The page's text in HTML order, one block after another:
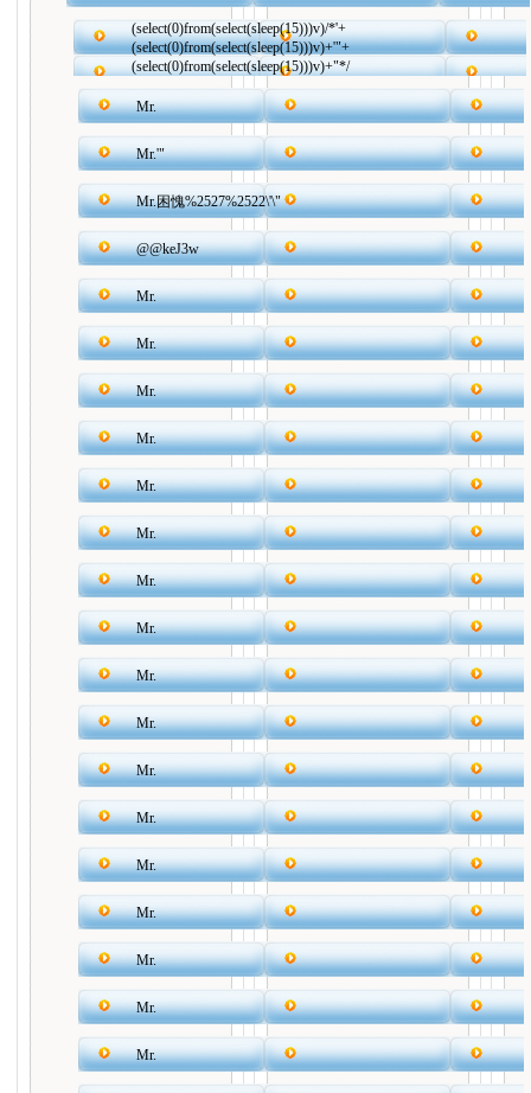
(select(0)from(select(sleep(15)))v)/*'+
(select(0)from(select(sleep(15)))v)+'"+
(select(0)from(select(sleep(15)))v)+"*/
Mr.
Mr.'"
Mr.困愧%2527%2522\'\"
@@keJ3w
Mr.
Mr.
Mr.
Mr.
Mr.
Mr.
Mr.
Mr.
Mr.
Mr.
Mr.
Mr.
Mr.
Mr.
Mr.
Mr.
Mr.